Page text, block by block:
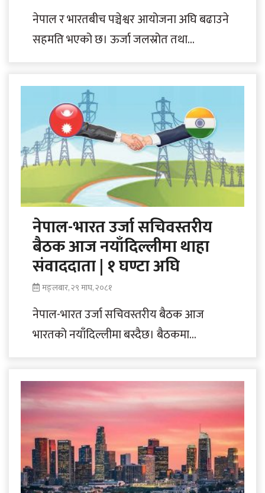
नेपाल र भारतबीच पञ्चेश्वर आयोजना अघि बढाउने
सहमति भएको छ। ऊर्जा जलस्रोत तथा
नेपाल-भारत उर्जा सचिवस्तरीय
बैठक आज नयाँदिल्लीमा थाहा
संवाददाता | १ घण्टा अघि
मङ्लबार, २९ माघ, २०८१
नेपाल-भारत उर्जा सचिवस्तरीय बैठक आज
भारतको नयाँदिल्लीमा बस्दैछ। बैठकमा